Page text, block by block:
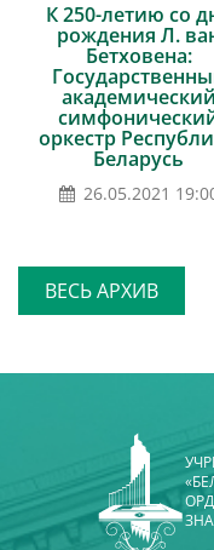
К 250-летию со
рождения Л.
Бетховена:
академический
оркестр
Беларусь
26.05.2021
ВЕСЬ АРХИВ